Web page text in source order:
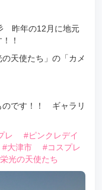
昨年の12月に地元
！
天使たち」の「カメ
のです！！ ギャラリ
レ
#ピンクレデイ
#大津市
#コスプレ
光の天使たち